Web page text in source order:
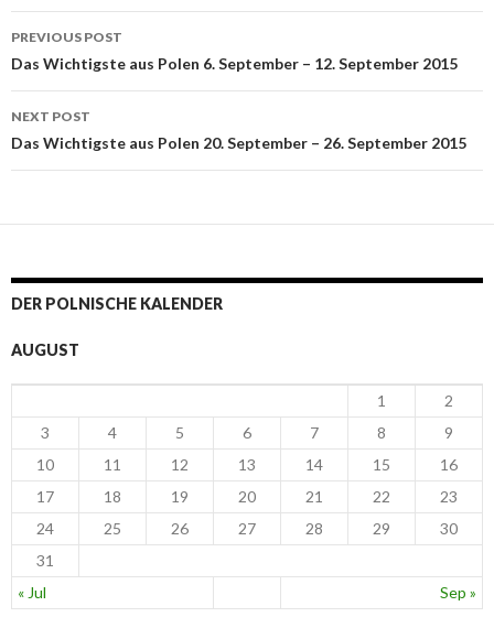
Post navigation
PREVIOUS POST
Das Wichtigste aus Polen 6. September – 12. September 2015
NEXT POST
Das Wichtigste aus Polen 20. September – 26. September 2015
DER POLNISCHE KALENDER
AUGUST
« Jul Sep »
1
2
3
4 5 6 7 8
9
10
11 12 13 14 15
16
17
18 19 20 21 22
23
24
25 26 27 28 29
30
31